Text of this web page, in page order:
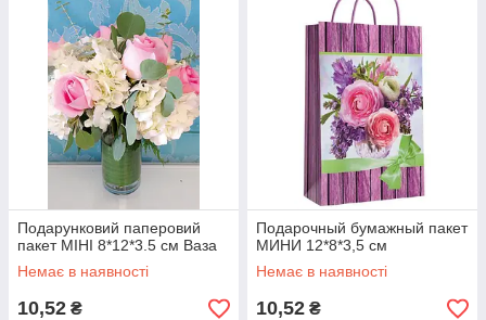
Подарунковий паперовий
пакет МІНІ 8*12*3.5 см Ваза
Немає в наявності
10,52 ₴
Подарочный бумажный пакет
МИНИ 12*8*3,5 см
Немає в наявності
10,52 ₴